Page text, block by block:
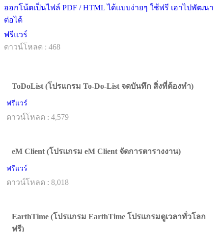
ออกโน้ตเป็นไฟล์ PDF / HTML ได้แบบง่ายๆ ใช้ฟรี เอาไปพัฒนา
ต่อได้
ฟรีแวร์
ดาวน์โหลด : 468
ToDoList (โปรแกรม To-Do-List จดบันทึก สิ่งที่ต้องทำ)
ฟรีแวร์
ดาวน์โหลด : 4,579
eM Client (โปรแกรม eM Client จัดการตารางงาน)
ฟรีแวร์
ดาวน์โหลด : 8,018
EarthTime (โปรแกรม EarthTime โปรแกรมดูเวลาทั่วโลก
ฟรี)